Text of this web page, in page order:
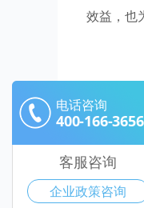
效益，也
南昌市近
领域的优
新与转型
根据相关
的创业氛
电话咨询
400-166-3656
客服咨询
企业政策咨询